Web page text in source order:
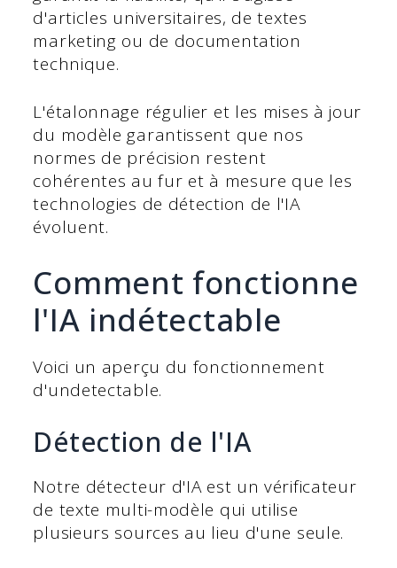
d'articles universitaires, de textes
marketing ou de documentation
technique.
L'étalonnage régulier et les mises à jour
du modèle garantissent que nos
normes de précision restent
cohérentes au fur et à mesure que les
technologies de détection de l'IA
évoluent.
Comment fonctionne
l'IA indétectable
Voici un aperçu du fonctionnement
d'undetectable.
Détection de l'IA
Notre détecteur d'IA est un vérificateur
de texte multi-modèle qui utilise
plusieurs sources au lieu d'une seule.